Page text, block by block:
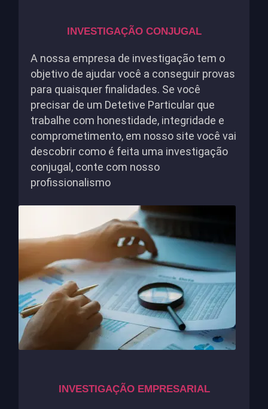
INVESTIGAÇÃO CONJUGAL
A nossa empresa de investigação tem o
objetivo de ajudar você a conseguir provas
para quaisquer finalidades. Se você
precisar de um Detetive Particular que
trabalhe com honestidade, integridade e
comprometimento, em nosso site você vai
descobrir como é feita uma investigação
conjugal, conte com nosso
profissionalismo
INVESTIGAÇÃO EMPRESARIAL